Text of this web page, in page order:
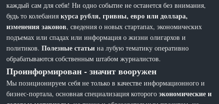
каждый сам для себя! Ни одно событие не останется без внимания,
будь то колебаниякурса рубля, гривны, евро или доллара,
изменения законов, сведения о новых стартапах, экономических
подъемах или спадах или информация о жизни олигархов и
политиков.Полезные статьи на лубую тематику оперативно
обрабатываются собственным штабом журналистов.
Проинформирован - значит вооружен
Мы позиционируем себя не только в качестве информационного и
бизнес-портала, основная специализация которогоэкономические и